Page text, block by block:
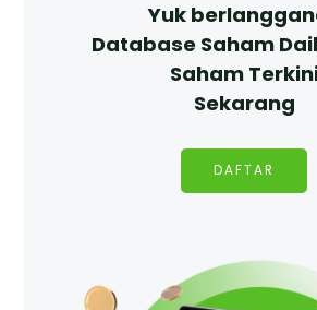
Yuk
Database Saham
Saham
Sekarang
DAFTAR